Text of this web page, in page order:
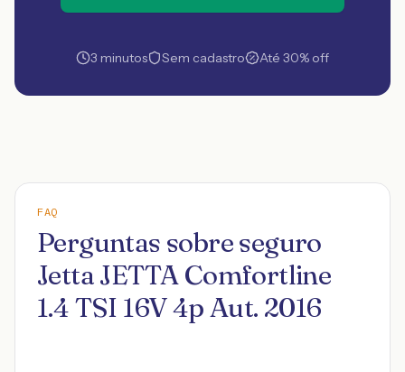
3 minutos Sem cadastro Até 30% off
FAQ
Perguntas sobre seguro
Jetta JETTA Comfortline
1.4 TSI 16V 4p Aut. 2016